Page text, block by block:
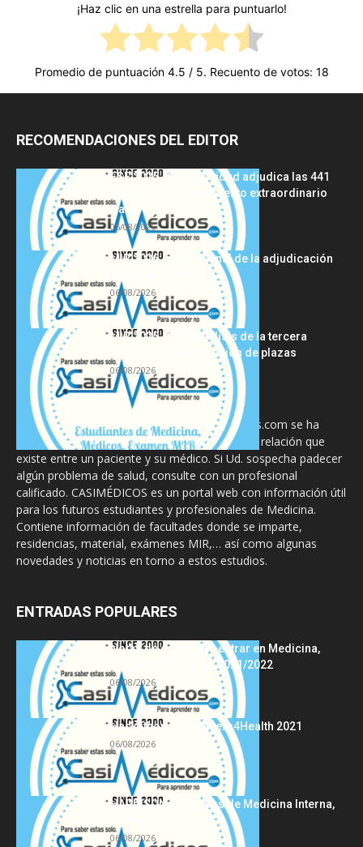
¡Haz clic en una estrella para puntuarlo!
Promedio de puntuación 4.5 / 5. Recuento de votos: 18
RECOMENDACIONES DEL EDITOR
FSE 2025-2026: Sanidad adjudica las 441
plazas del procedimiento extraordinario
tras...
06/08/2026
MIR 2026: análisis final de la adjudicación
de plazas y claves...
06/08/2026
MIR 2025-2026: análisis de la tercera
semana de adjudicación de plazas
06/08/2026
La información proporcionada en CasiMedicos.com se ha
diseñado para complementar, no substituir, la relación que
existe entre un paciente y su médico. Si Ud. sospecha padecer
algún problema de salud, consulte con un profesional
calificado. CASIMÉDICOS es un portal web con información útil
para los futuros estudiantes y profesionales de Medicina.
Contiene información de facultades donde se imparte,
residencias, material, exámenes MIR,… así como algunas
novedades y noticias en torno a estos estudios.
ENTRADAS POPULARES
Notas de corte para entrar en Medicina,
curso 2022/2023 vs 2021/2022
06/08/2026
Hackathon Innomakers4Health 2021
06/08/2026
HARRISON Principios de Medicina Interna,
06/08/2026